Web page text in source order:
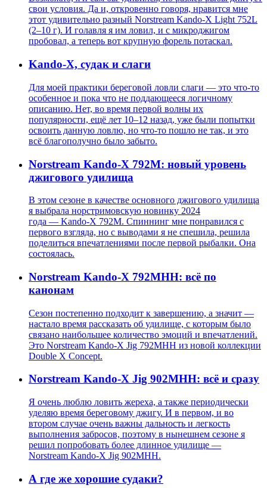
свои условия. Да и, откровенно говоря, нравится мне
этот удивительно разный Norstream Kando-X Light 752L
(2–10 г). И голавля я им ловил, и с микроджигом
пробовал, а теперь вот крупную форель потаскал.
Kando-X, судак и слаги
Для моей практики береговой ловли слаги — это что-то
особенное и пока что не поддающееся логичному
описанию. Нет, во время первой волны их
популярности, ещё лет 10–12 назад, уже были попытки
освоить данную ловлю, но что-то пошло не так, и это
всё благополучно было забыто.
Norstream Kando-X 792M: новый уровень
джигового удилища
В этом сезоне в качестве основного джигового удилища
я выбрала норстримовскую новинку 2024
года — Kando-X 792М. Спиннинг мне понравился с
первого взгляда, но с выводами я не спешила, решила
поделиться впечатлениями после первой рыбалки. Она
состоялась.
Norstream Kando-X 792MHH: всё по
канонам
Сезон постепенно подходит к завершению, а значит —
настало время рассказать об удилище, с которым было
связано наибольшее количество эмоций и впечатлений.
Это Norstream Kando-X Jig 792MHH из новой коллекции
Double X Concept.
Norstream Kando-X Jig 902MHH: всё и сразу
Я очень люблю ловить жереха, а также периодически
уделяю время береговому джигу. И в первом, и во
втором случае очень важны дальность и легкость
выполнения забросов, поэтому в нынешнем сезоне я
решил попробовать более длинное удилище —
Norstream Kando-X Jig 902MHH.
А где же хорошие судаки?